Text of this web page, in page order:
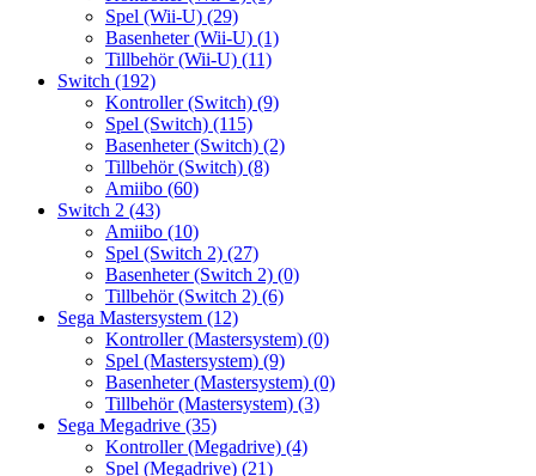
Spel (Wii-U) (29)
Basenheter (Wii-U) (1)
Tillbehör (Wii-U) (11)
Switch (192)
Kontroller (Switch) (9)
Spel (Switch) (115)
Basenheter (Switch) (2)
Tillbehör (Switch) (8)
Amiibo (60)
Switch 2 (43)
Amiibo (10)
Spel (Switch 2) (27)
Basenheter (Switch 2) (0)
Tillbehör (Switch 2) (6)
Sega Mastersystem (12)
Kontroller (Mastersystem) (0)
Spel (Mastersystem) (9)
Basenheter (Mastersystem) (0)
Tillbehör (Mastersystem) (3)
Sega Megadrive (35)
Kontroller (Megadrive) (4)
Spel (Megadrive) (21)